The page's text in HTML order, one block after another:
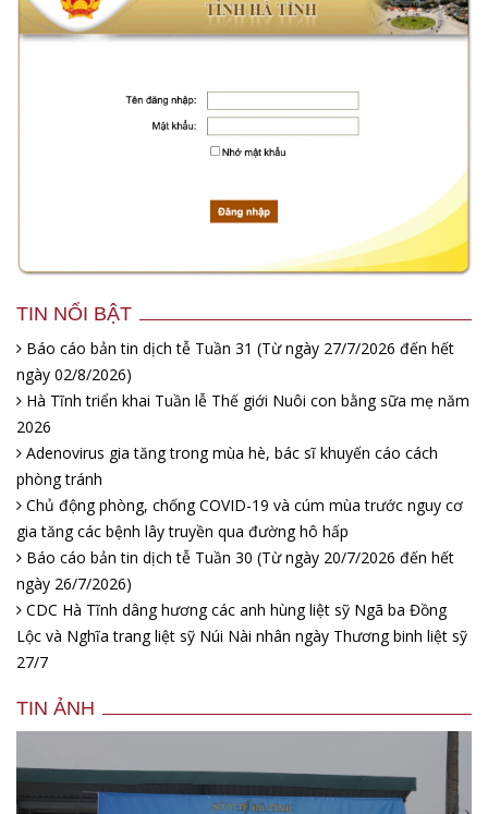
TIN NỔI BẬT
Báo cáo bản tin dịch tễ Tuần 31 (Từ ngày 27/7/2026 đến hết
ngày 02/8/2026)
Hà Tĩnh triển khai Tuần lễ Thế giới Nuôi con bằng sữa mẹ năm
2026
Adenovirus gia tăng trong mùa hè, bác sĩ khuyến cáo cách
phòng tránh
Chủ động phòng, chống COVID-19 và cúm mùa trước nguy cơ
gia tăng các bệnh lây truyền qua đường hô hấp
Báo cáo bản tin dịch tễ Tuần 30 (Từ ngày 20/7/2026 đến hết
ngày 26/7/2026)
CDC Hà Tĩnh dâng hương các anh hùng liệt sỹ Ngã ba Đồng
Lộc và Nghĩa trang liệt sỹ Núi Nài nhân ngày Thương binh liệt sỹ
27/7
TIN ẢNH